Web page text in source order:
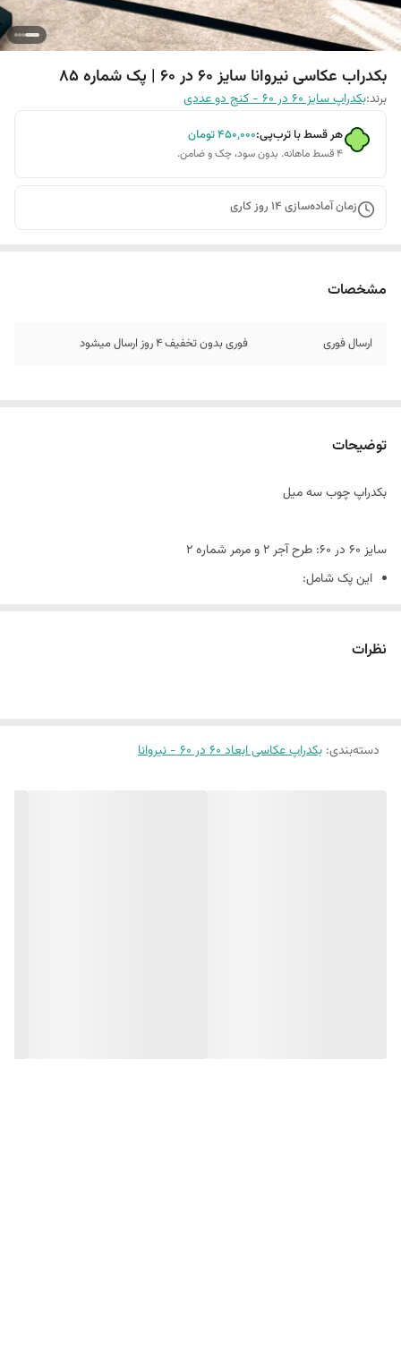
بکدراب عکاسی نیروانا سایز 60 در 60 | پک شماره 85
برند:بکدراپ سایز 60 در 60 - کنج دو عددی
هر قسط با ترب‌پی:۴۵۰٬۰۰۰تومان
۴ قسط ماهانه. بدون سود، چک و ضامن.
زمان آماده‌سازی 14 روز کاری
مشخصات
ارسال فوری فوری بدون تخفیف 4 روز ارسال میشود
توضیحات
بکدراپ چوب سه میل
سایز ۶٠ در 60: طرح آجر 2 و مرمر شماره 2
این پک شامل:
(طرح پرفروش اختصاصی نیروانا است)
نظرات
دسته‌بندی: بکدراپ عکاسی ابعاد 60 در 60 - نیروانا